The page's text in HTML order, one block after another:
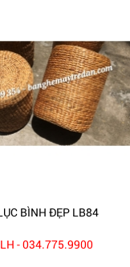
BÌNH ĐẸP LB84
LH - 034.775.9900